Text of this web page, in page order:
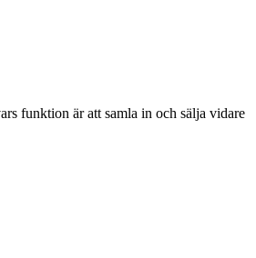
funktion är att samla in och sälja vidare